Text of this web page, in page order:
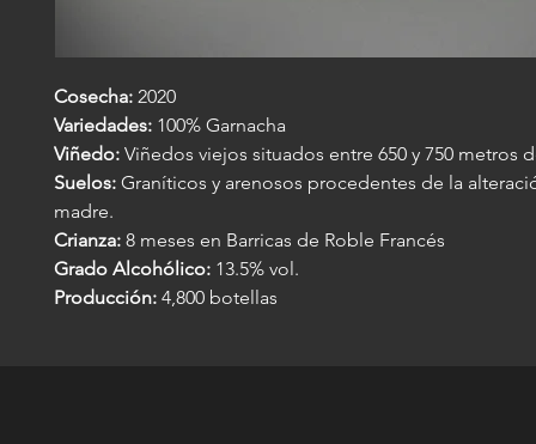
Cosecha: 2020
Variedades: 100% Garnacha
Viñedo: Viñedos viejos situados entre 650 y 750 metros
Suelos: Graníticos y arenosos procedentes de la
madre.
Crianza: 8 meses en Barricas de Roble Francés
Grado Alcohólico: 13.5% vol.
Producción: 4,800 botellas